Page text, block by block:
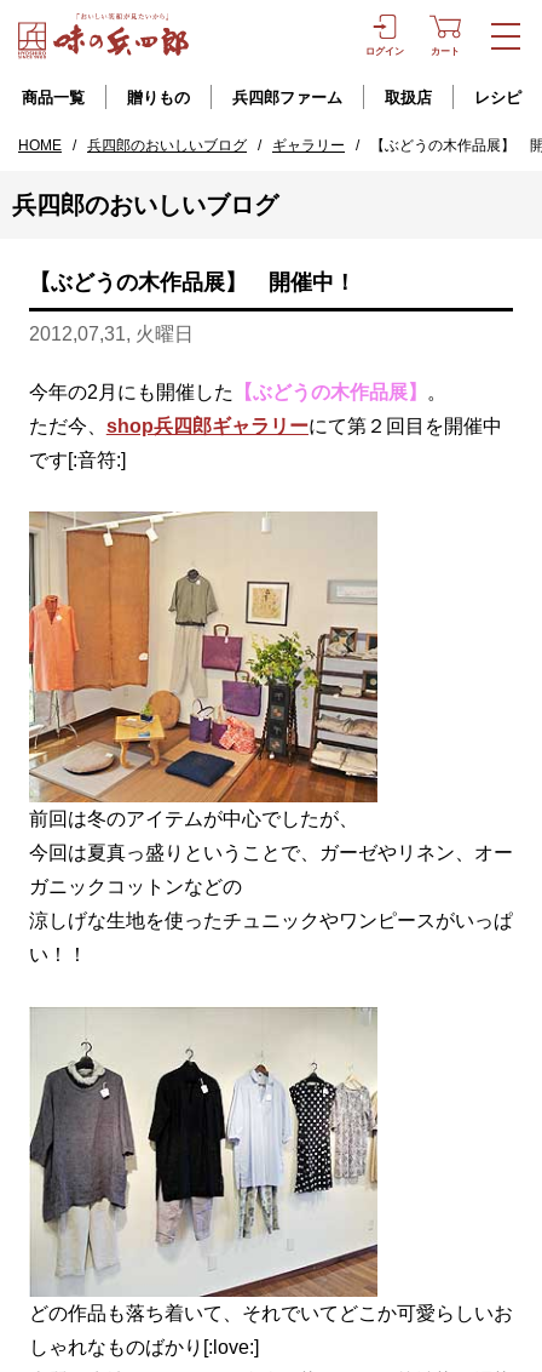
ログイン カート
商品一覧 贈りもの 兵四郎ファーム 取扱店 レシピ
HOME / 兵四郎のおいしいブログ / ギャラリー / 【ぶどうの木作品展】
兵四郎のおいしいブログ
【ぶどうの木作品展】 開催中！
2012,07,31, 火曜日
今年の2月にも開催した 【ぶどうの木作品展】
。
ただ今、 shop兵四郎ギャラリーにて第２回目を開催中
です[:音符:]
前回は冬のアイテムが中心でしたが、
今回は夏真っ盛りということで、ガーゼやリネン、オー
ガニックコットンなどの
涼しげな生地を使ったチュニックやワンピースがいっぱ
い！！
どの作品も落ち着いて、それでいてどこか可愛らしいお
しゃれなものばかり[:love:]